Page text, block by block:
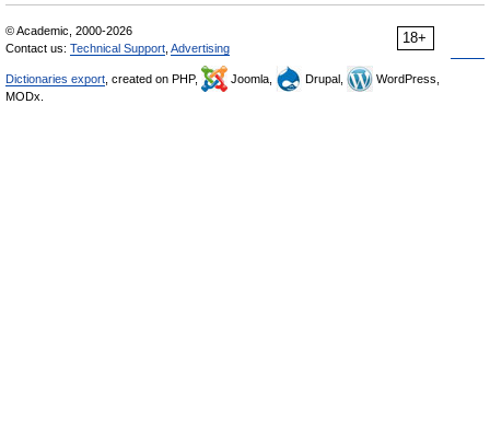
18+
© Academic, 2000-2026
Contact us: Technical Support Advertising
Dictionaries export , created on PHP, Joomla, Drupal,
WordPress,
MODx.